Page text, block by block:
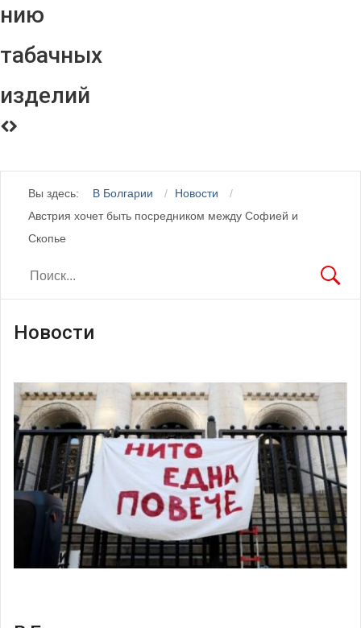
нию
табачных
изделий
Вы здесь: В Болгарии
Новости
Австрия хочет быть посредником между Софией и
Скопье
Новости